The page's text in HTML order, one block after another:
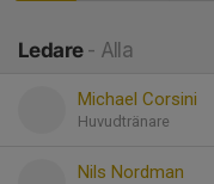
Ledare - Alla
Michael Corsini
Huvudtränare
Nils Nordman